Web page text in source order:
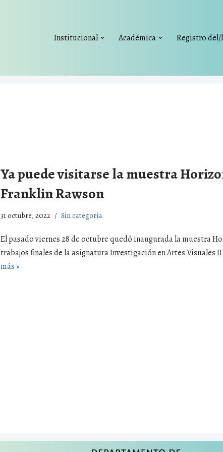
Institucional Académica Registro del/
Ya puede visitarse la muestra
Franklin Rawson
31 octubre, 2022 Sin categoría
El pasado viernes 28 de octubre quedó inaugurada la muestra
trabajos finales de la asignatura Investigación en Artes Visuales
más »